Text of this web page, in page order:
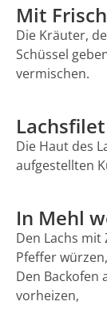
Mit
Die Kräuter,
Schüssel
vermischen.
Die Haut des
aufgestellten
In Mehl
Den Lachs
Pfeffer
Den Backofen
vorheizen,